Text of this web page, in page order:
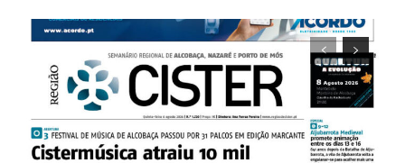
ASSINATURA
DIGITAL ANUAL
16€
12 meses